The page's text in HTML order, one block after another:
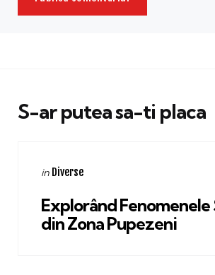
S-ar putea sa-ti placa
Categories
Posted
in Diverse
Explorând
din Zona Pupezeni